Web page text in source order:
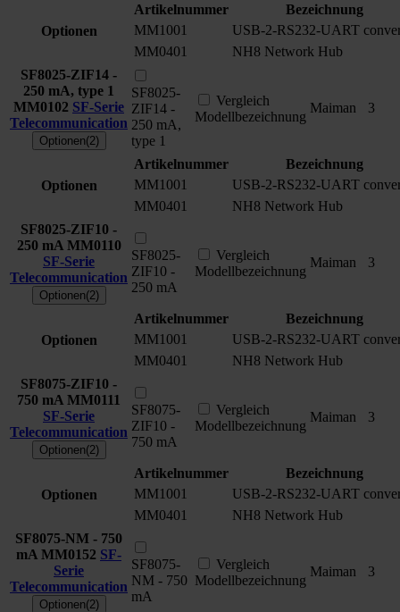
Optionen
Artikelnummer
Bezeichnung
MM1001
USB-2-RS232-UART
MM0401
NH8 Network Hub
SF8025-ZIF14 -
250 mA, type 1
MM0102 SF-Serie
Telecommunication
Optionen(2)
SF8025-
ZIF14 -
250 mA,
type 1
Vergleich
Modellbezeichnung
Maiman 3
Optionen
Artikelnummer
Bezeichnung
MM1001
USB-2-RS232-UART
MM0401
NH8 Network Hub
SF8025-ZIF10 -
250 mA MM0110
SF-Serie
Telecommunication
Optionen(2)
SF8025-
ZIF10 -
250 mA
Vergleich
Modellbezeichnung
Maiman 3
Optionen
Artikelnummer
Bezeichnung
MM1001
USB-2-RS232-UART
MM0401
NH8 Network Hub
SF8075-ZIF10 -
750 mA MM0111
SF-Serie
Telecommunication
Optionen(2)
SF8075-
ZIF10 -
750 mA
Vergleich
Modellbezeichnung
Maiman 3
Optionen
Artikelnummer
Bezeichnung
MM1001
USB-2-RS232-UART
MM0401
NH8 Network Hub
SF8075-NM - 750
mA MM0152 SF-
Serie
Telecommunication
Optionen(2)
SF8075-
NM - 750
mA
Vergleich
Modellbezeichnung
Maiman 3